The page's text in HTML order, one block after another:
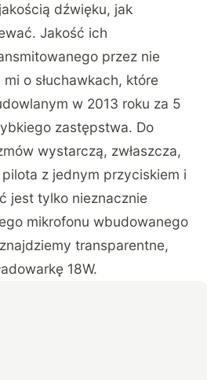
dźwięku, jak
Jakość ich
przez nie
o słuchawkach, które
w 2013 roku za 5
zastępstwa. Do
wystarczą, zwłaszcza,
z jednym przyciskiem i
jest tylko nieznacznie
mikrofonu wbudowanego
transparentne,
18W.